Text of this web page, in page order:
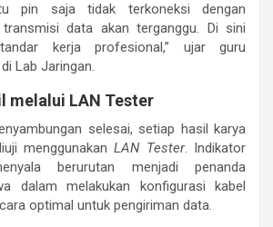
pin saja tidak terkoneksi dengan
data akan terganggu. Di sini
kerja profesional,” ujar guru
Lab Jaringan.
melalui LAN Tester
selesai, setiap hasil karya
menggunakanLAN Tester. Indikator
berurutan menjadi penanda
dalam melakukan konfigurasi kabel
optimal untuk pengiriman data.